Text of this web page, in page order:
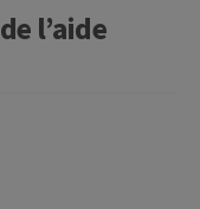
l’aide